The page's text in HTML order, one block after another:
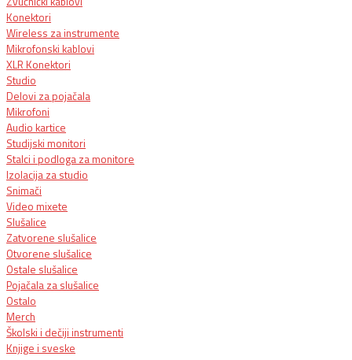
Konektori
Wireless za instrumente
Mikrofonski kablovi
XLR Konektori
Studio
Delovi za pojačala
Mikrofoni
Audio kartice
Studijski monitori
Stalci i podloga za monitore
Izolacija za studio
Snimači
Video mixete
Slušalice
Zatvorene slušalice
Otvorene slušalice
Ostale slušalice
Pojačala za slušalice
Ostalo
Merch
Školski i dečiji instrumenti
Knjige i sveske